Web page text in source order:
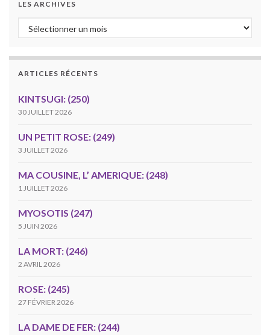
LES ARCHIVES
Les archives
ARTICLES RÉCENTS
KINTSUGI: (250)
30 JUILLET 2026
UN PETIT ROSE: (249)
3 JUILLET 2026
MA COUSINE, L’ AMERIQUE: (248)
1 JUILLET 2026
MYOSOTIS (247)
5 JUIN 2026
LA MORT: (246)
2 AVRIL 2026
ROSE: (245)
27 FÉVRIER 2026
LA DAME DE FER: (244)